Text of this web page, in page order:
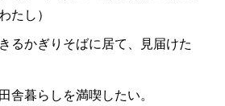
たし）
るかぎりそばに居て、見届けた
舎暮らしを満喫したい。